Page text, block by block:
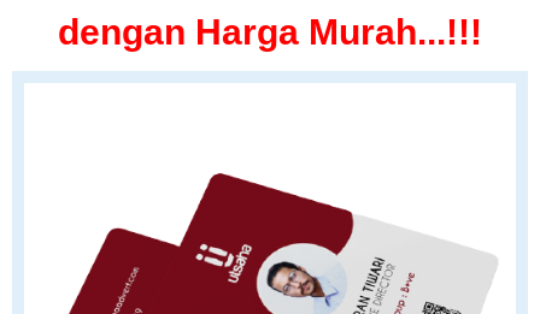
dengan Harga Murah...!!!